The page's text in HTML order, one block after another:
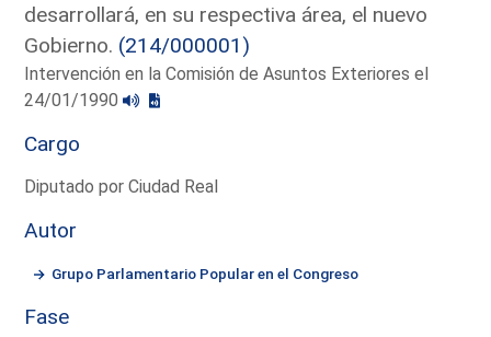
desarrollará, en su respectiva área, el nuevo
Gobierno. (214/000001)
Intervención en la Comisión de Asuntos Exteriores el
24/01/1990
Cargo
Diputado por Ciudad Real
Autor
Grupo Parlamentario Popular en el Congreso
Fase